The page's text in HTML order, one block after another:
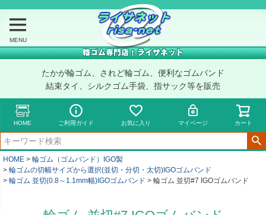
MENU
たかが輪ゴム、されど輪ゴム、便利なゴムバンド
結束タイ、シルクゴム手袋、指サック等を販売
HOME ご利用ガイド お気に入り マイページ カート
HOME
輪ゴム（ゴムバンド）IGO製
輪ゴムの切幅サイズから選択(並切・分切・太切)IGOゴムバンド
輪ゴム 並切(0.8～1.1mm幅)IGOゴムバンド
輪ゴム 並切#7 IGOゴムバンド